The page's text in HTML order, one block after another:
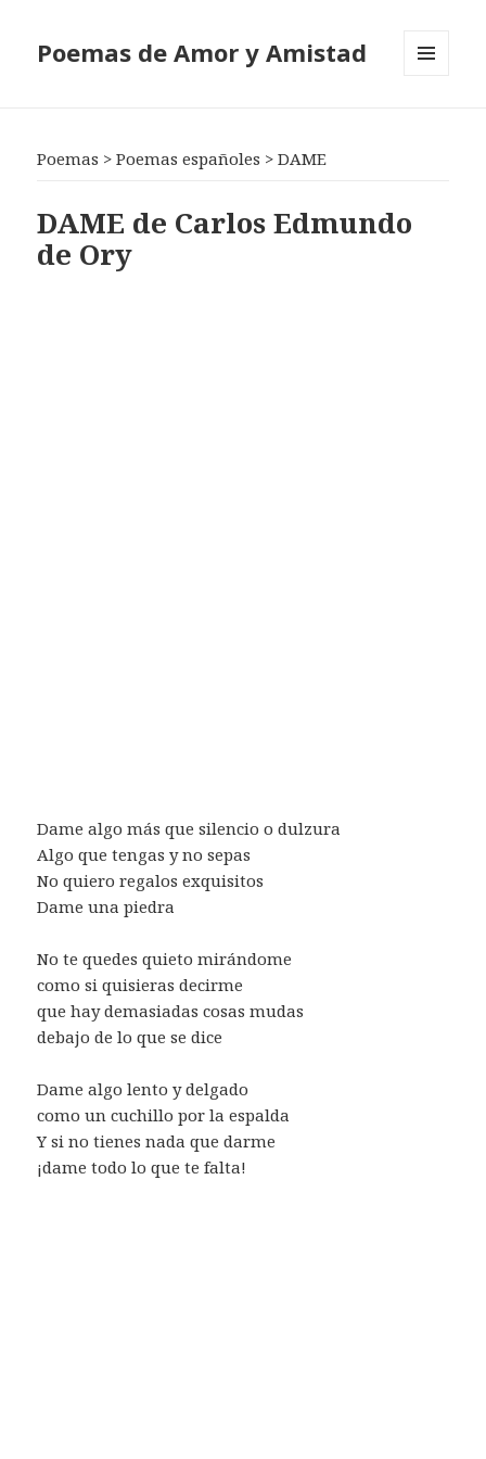
Poemas de Amor y Amistad
Poemas >Poemas españoles >DAME
DAME de Carlos Edmundo
de Ory
Dame algo más que silencio o dulzura
Algo que tengas y no sepas
No quiero regalos exquisitos
Dame una piedra
No te quedes quieto mirándome
como si quisieras decirme
que hay demasiadas cosas mudas
debajo de lo que se dice
Dame algo lento y delgado
como un cuchillo por la espalda
Y si no tienes nada que darme
¡dame todo lo que te falta!